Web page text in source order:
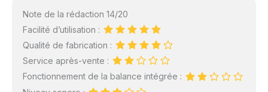
Note de la rédaction 14/20
Facilité d’utilisation :
Qualité de fabrication :
Service après-vente :
Fonctionnement de la balance intégrée :